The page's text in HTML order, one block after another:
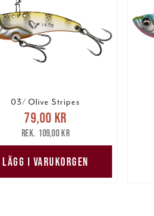
03/ Olive Stripes
Nuvarande pris
79,00 krTidigare pris
109,00 kr
79,00 kr
109,00 kr
LÄGG I VARUKORGEN